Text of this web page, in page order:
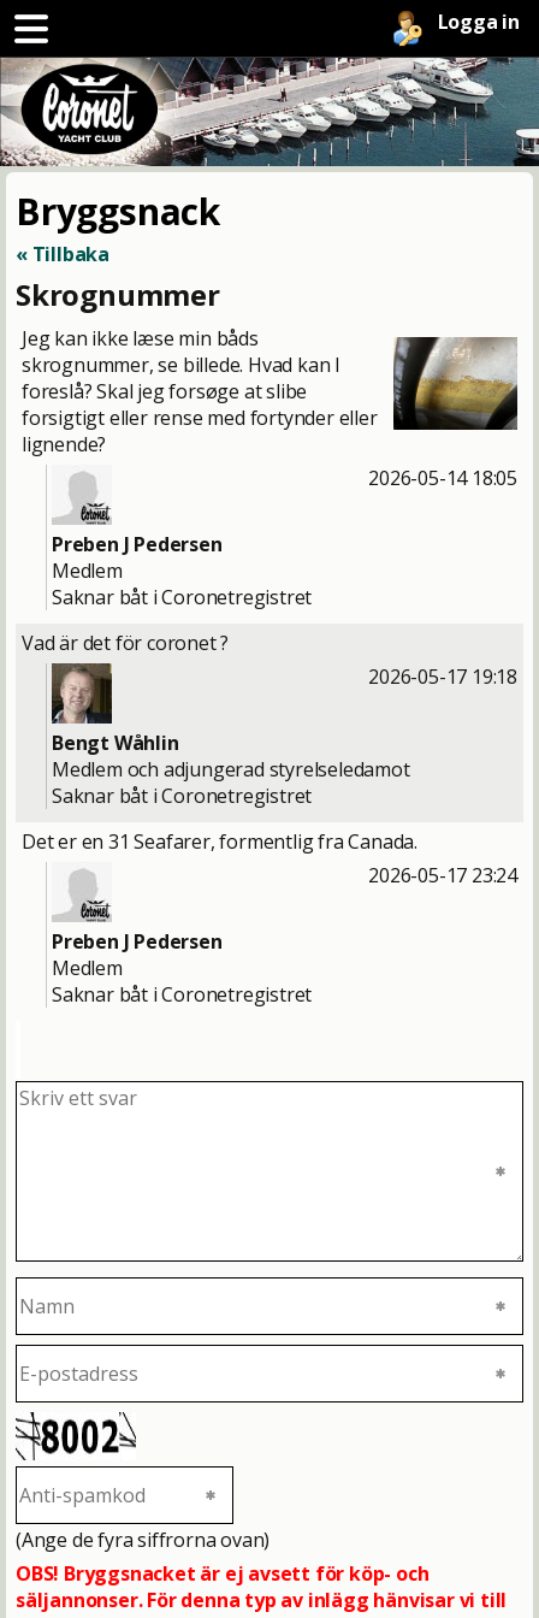
Logga in
Bryggsnack
« Tillbaka
Skrognummer
Jeg kan ikke læse min båds
skrognummer, se billede. Hvad kan I
foreslå? Skal jeg forsøge at slibe
forsigtigt eller rense med fortynder eller
lignende?
2026-05-14 18:05
Preben J Pedersen
Medlem
Saknar båt i Coronetregistret
Vad är det för coronet ?
2026-05-17 19:18
Bengt Wåhlin
Medlem och adjungerad styrelseledamot
Saknar båt i Coronetregistret
Det er en 31 Seafarer, formentlig fra Canada.
2026-05-17 23:24
Preben J Pedersen
Medlem
Saknar båt i Coronetregistret
(Ange de fyra siffrorna ovan)
OBS! Bryggsnacket är ej avsett för köp- och
säljannonser. För denna typ av inlägg hänvisar vi till